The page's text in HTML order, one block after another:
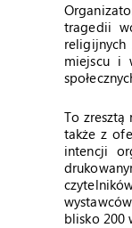
tragedii
miejscu i
To zresztą
także z
intencji
blisko 200